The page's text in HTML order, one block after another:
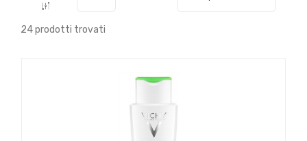
24 prodotti trovati